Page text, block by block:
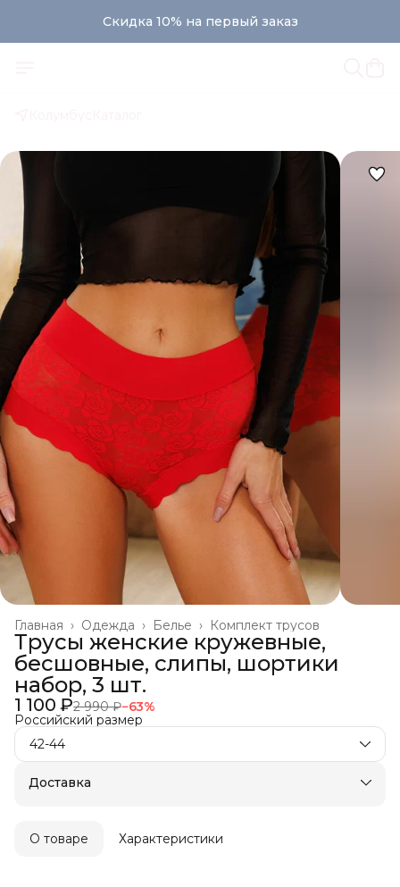
Скидка 10% на первый заказ
Комплект трусов
Белье ›
Одежда ›
Главная ›
Трусы женские кружевные,
бесшовные, слипы, шортики
набор, 3 шт.
1 100 ₽2 990 ₽−63%
Российский размер
42-44
Доставка
О товаре Характеристики